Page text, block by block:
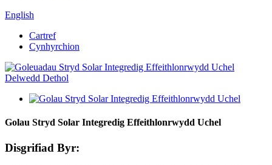
English
Cartref
Cynhyrchion
Golau Stryd Solar Integredig Effeithlonrwydd Uchel
Disgrifiad Byr: